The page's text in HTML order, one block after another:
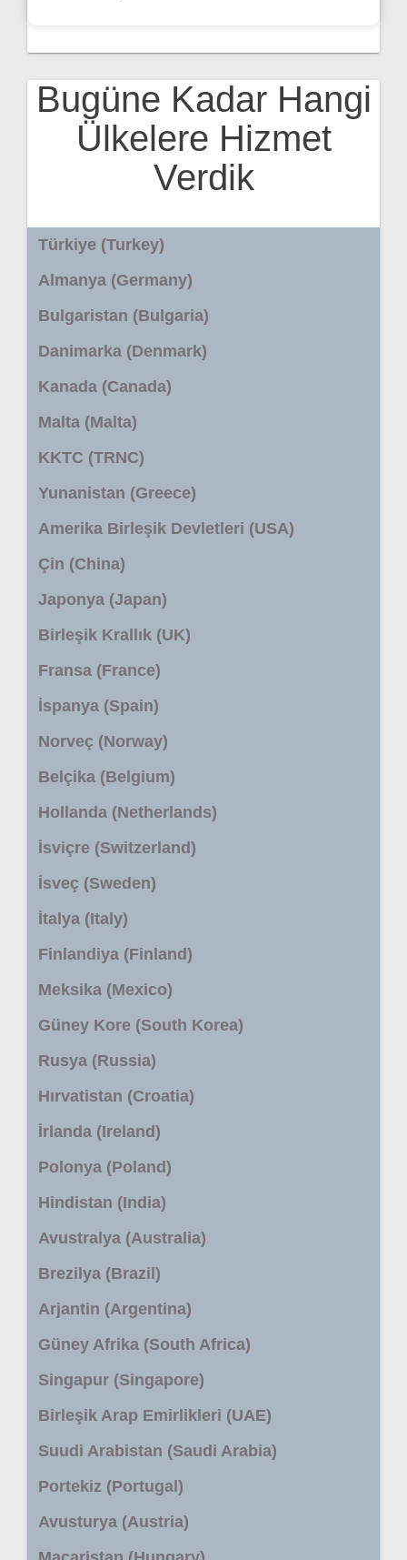
Bugüne Kadar Hangi
Ülkelere Hizmet
Verdik
Türkiye (Turkey)
Almanya (Germany)
Bulgaristan (Bulgaria)
Danimarka (Denmark)
Kanada (Canada)
Malta (Malta)
KKTC (TRNC)
Yunanistan (Greece)
Amerika Birleşik Devletleri (USA)
Çin (China)
Japonya (Japan)
Birleşik Krallık (UK)
Fransa (France)
İspanya (Spain)
Norveç (Norway)
Belçika (Belgium)
Hollanda (Netherlands)
İsviçre (Switzerland)
İsveç (Sweden)
İtalya (Italy)
Finlandiya (Finland)
Meksika (Mexico)
Güney Kore (South Korea)
Rusya (Russia)
Hırvatistan (Croatia)
İrlanda (Ireland)
Polonya (Poland)
Hindistan (India)
Avustralya (Australia)
Brezilya (Brazil)
Arjantin (Argentina)
Güney Afrika (South Africa)
Singapur (Singapore)
Birleşik Arap Emirlikleri (UAE)
Suudi Arabistan (Saudi Arabia)
Portekiz (Portugal)
Avusturya (Austria)